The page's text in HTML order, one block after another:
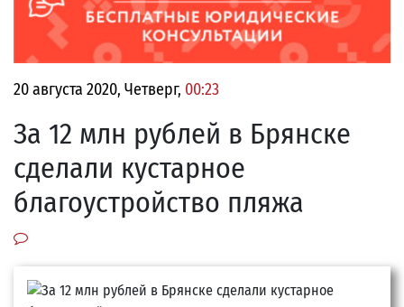
20 августа 2020, Четверг, 00:23
За 12 млн рублей в Брянске
сделали кустарное
благоустройство пляжа